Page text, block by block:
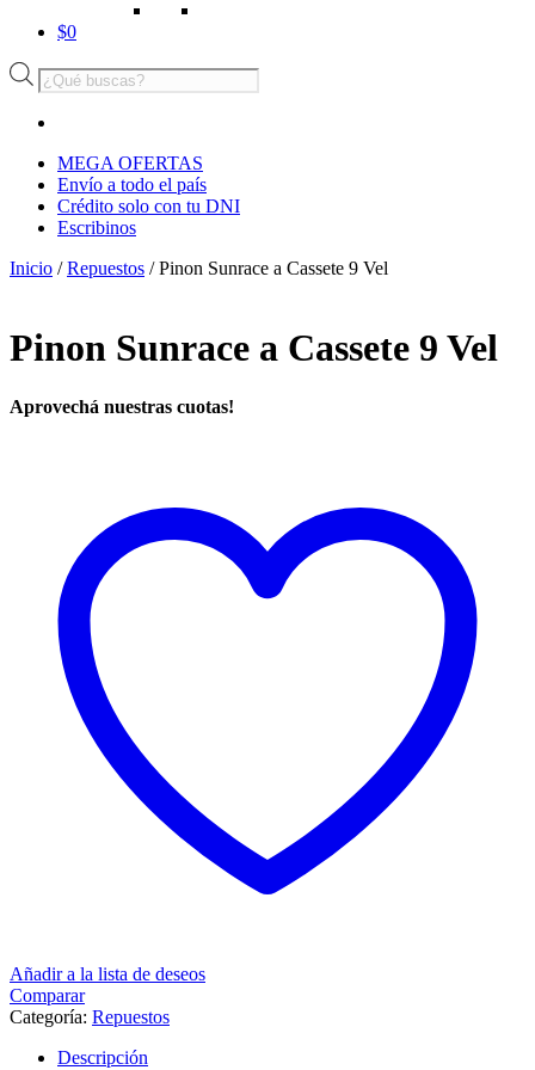
$0
Búsqueda
de
MEGA OFERTAS
Envío a todo el país
Crédito solo con tu DNI
Escribinos
Inicio /Repuestos / Pinon Sunrace a Cassete 9 Vel
Pinon Sunrace a Cassete 9 Vel
Aprovechá nuestras cuotas!
Añadir a la lista de deseos
Comparar
Categoría: Repuestos
Descripción